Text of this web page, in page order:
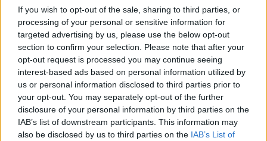
If you wish to opt-out of the sale, sharing to third parties, or
processing of your personal or sensitive information for
targeted advertising by us, please use the below opt-out
section to confirm your selection. Please note that after your
opt-out request is processed you may continue seeing
interest-based ads based on personal information utilized by
us or personal information disclosed to third parties prior to
your opt-out. You may separately opt-out of the further
disclosure of your personal information by third parties on the
IAB’s list of downstream participants. This information may
also be disclosed by us to third parties on the IAB’s List of